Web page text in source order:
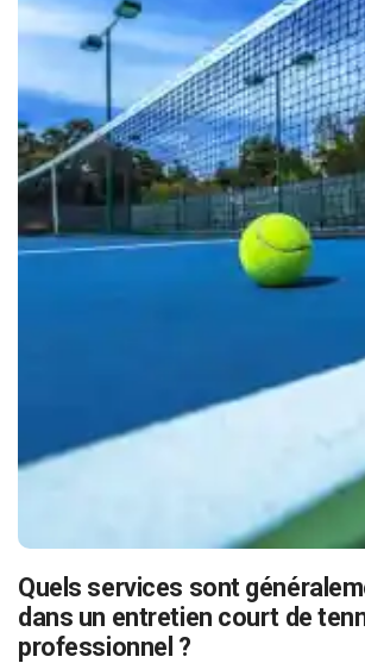
Quels services sont
dans un entretien court de
professionnel ?